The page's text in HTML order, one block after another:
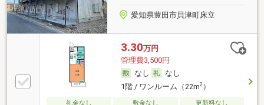
愛知県豊田市貝津町床立
3.30万円
管理費3,500円
なし
なし
1階 / ワンルーム（22m2）
礼金なし 敷金なし
更新料なし